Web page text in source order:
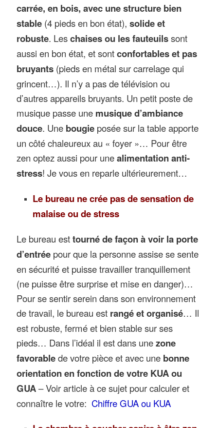
carrée, en bois, avec une structure bien
stable (4 pieds en bon état), solide et
robuste. Leschaises ou les fauteuilssont
aussi en bon état, et sontconfortables et pas
bruyants (pieds en métal sur carrelage qui
grincent…). Il n’y a pas de télévision ou
d’autres appareils bruyants. Un petit poste de
musique passe une musique d’ambiance
douce. Une bougie posée sur la table apporte
un côté chaleureux au « foyer »… Pour être
zen optez aussi pour unealimentation anti-
stress! Je vous en reparle ultérieurement…
Le bureau ne crée pas de sensation de
malaise ou de stress
Le bureau esttourné de façon à voir la porte
d’entrée pour que la personne assise se sente
en sécurité et puisse travailler tranquillement
(ne puisse être surprise et mise en danger)…
Pour se sentir serein dans son environnement
de travail, le bureau est rangé et organisé… Il
est robuste, fermé et bien stable sur ses
pieds… Dans l’idéal il est dans unezone
favorablede votre pièce et avec une bonne
orientation en fonction de votre KUA ou
GUA– Voir article à ce sujet pour calculer et
connaître le votre: Chiffre GUA ou KUA